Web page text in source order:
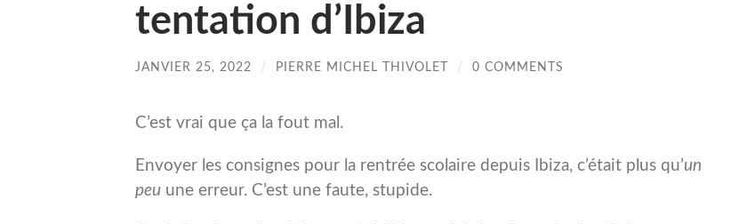
tentation d’Ibiza
JANVIER 25, 2022 / PIERRE MICHEL THIVOLET / 0 COMMENTS
C’est vrai que ça la fout mal.
Envoyer les consignes pour la rentrée scolaire depuis Ibiza, c’était plus qu’un
peu une erreur. C’est une faute, stupide.